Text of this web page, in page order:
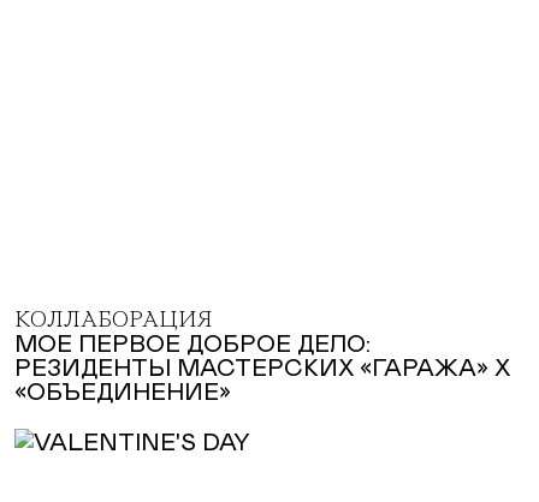
КОЛЛАБОРАЦИЯ
МОЕ ПЕРВОЕ ДОБРОЕ ДЕЛО:
РЕЗИДЕНТЫ МАСТЕРСКИХ «ГАРАЖА» Х
«ОБЪЕДИНЕНИЕ»